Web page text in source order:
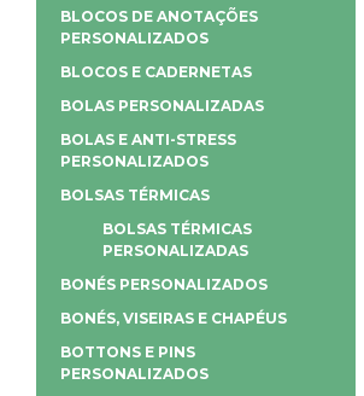
BLOCOS DE ANOTAÇÕES
PERSONALIZADOS
BLOCOS E CADERNETAS
BOLAS PERSONALIZADAS
BOLAS E ANTI-STRESS
PERSONALIZADOS
BOLSAS TÉRMICAS
BOLSAS TÉRMICAS
PERSONALIZADAS
BONÉS PERSONALIZADOS
BONÉS, VISEIRAS E CHAPÉUS
BOTTONS E PINS
PERSONALIZADOS